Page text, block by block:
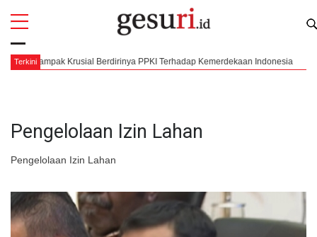
Terkini
Dampak Krusial Berdirinya PPKI Terhadap Kemerdekaan Indonesia
Pengelolaan Izin Lahan
Pengelolaan Izin Lahan
All